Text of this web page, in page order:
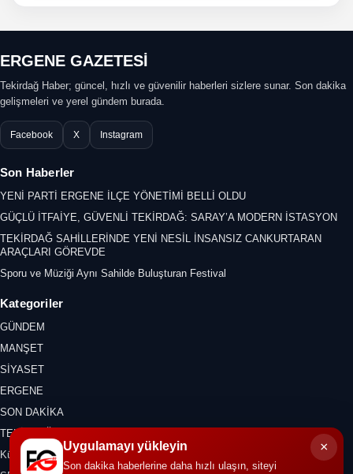
ERGENE GAZETESİ
Tekirdağ Haber; güncel, hızlı ve güvenilir haberleri sizlere sunar. Son dakika
gelişmeleri ve yerel gündem burada.
Facebook X Instagram
Son Haberler
YENİ PARTİ ERGENE İLÇE YÖNETİMİ BELLİ OLDU
GÜÇLÜ İTFAİYE, GÜVENLİ TEKİRDAĞ: SARAY’A MODERN İSTASYON
TEKİRDAĞ SAHİLLERİNDE YENİ NESİL İNSANSIZ CANKURTARAN
ARAÇLARI GÖREVDE
Sporu ve Müziği Aynı Sahilde Buluşturan Festival
Kategoriler
GÜNDEM
MANŞET
SİYASET
ERGENE
SON DAKİKA
TEKİRDAĞ
Kültür Sanat
×
Uygulamayı yükleyin
Son dakika haberlerine daha hızlı ulaşın, siteyi